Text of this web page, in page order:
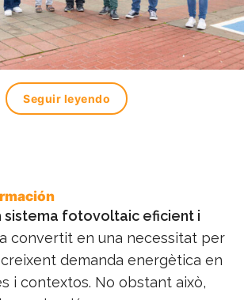
Seguir leyendo
sistema fotovoltaic eficient i
convertit en una necessitat per
demanda energètica en
i contextos. No obstant això,